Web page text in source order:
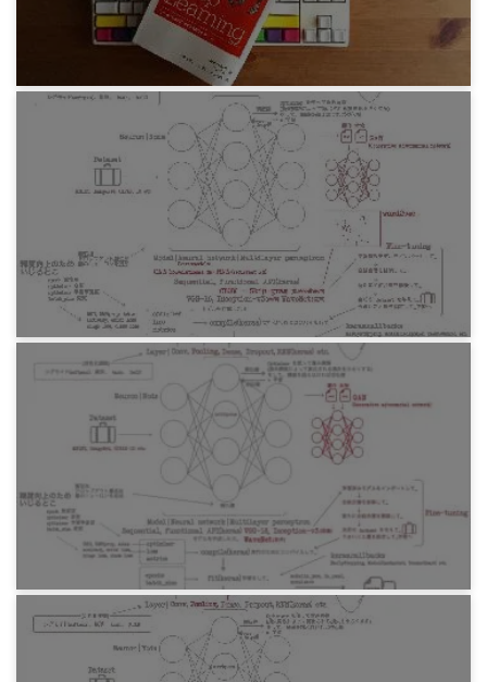
4年前
プログラミング
Antonio Gulli and Sujit Pal『直感 Deep
Learning』 ざっくり読みおしまい
4年前
プログラミング
Antonio Gulli and Sujit Pal『直感 Deep
Learning』 ざっくり読み5章 単語分散表現
4年前
プログラミング